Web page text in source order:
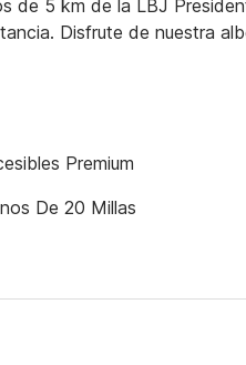
de 5 km de la LBJ
Disfrute de nuestra
Premium
De 20 Millas